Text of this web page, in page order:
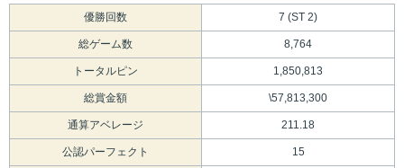
優勝回数 7 (ST 2)
総ゲーム数 8,764
トータルピン 1,850,813
総賞金額 \57,813,300
通算アベレージ 211.18
公認パーフェクト 15